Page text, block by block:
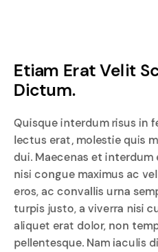
Etiam Erat Velit
Dictum.
Quisque interdum risus in
lectus erat, molestie quis
dui. Maecenas et interdum
nisi congue maximus ac
eros, ac convallis urna
turpis justo, a viverra nisi
aliquet erat dolor, non
pellentesque. Nam iaculis